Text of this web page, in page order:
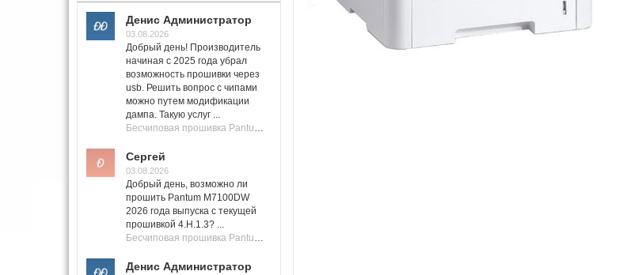
Денис Администратор
03.08.2026
Добрый день! Производитель
начиная с 2025 года убрал
возможность прошивки через
usb. Решить вопрос с чипами
можно путем модификации
дампа. Такую услуг ...
Бесчиповая прошивка Pantum M7100 Series (M7100, M7108, M7102, M7103, M7105)
Сергей
03.08.2026
Добрый день, возможно ли
прошить Pantum M7100DW
2026 года выпуска с текущей
прошивкой 4.H.1.3? ...
Бесчиповая прошивка Pantum M7100 Series (M7100, M7108, M7102, M7103, M7105)
Денис Администратор